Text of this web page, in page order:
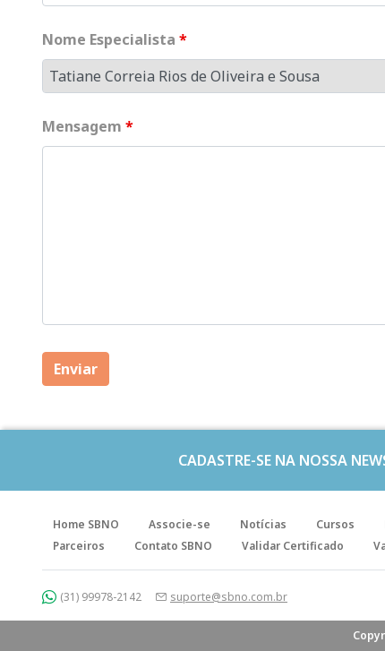
Nome Especialista *
Mensagem *
CADASTRE-SE NA NOSSA
Home SBNO Associe-se Notícias Cursos
Parceiros
Contato SBNO Validar Certificado
(31) 99978-2142 suporte@sbno.com.br